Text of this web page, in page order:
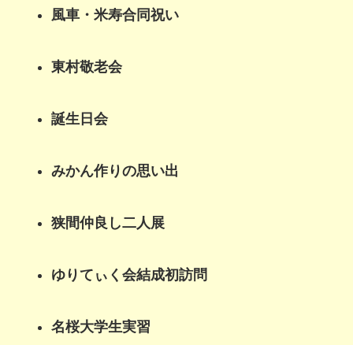
風車・米寿合同祝い
東村敬老会
誕生日会
みかん作りの思い出
狭間仲良し二人展
ゆりてぃく会結成初訪問
名桜大学生実習